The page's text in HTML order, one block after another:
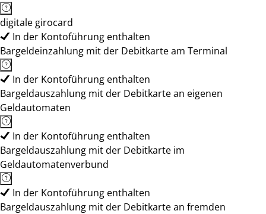
digitale girocard
In der Kontoführung enthalten
Bargeldeinzahlung mit der Debitkarte am Terminal
In der Kontoführung enthalten
Bargeldauszahlung mit der Debitkarte an eigenen
Geldautomaten
In der Kontoführung enthalten
Bargeldauszahlung mit der Debitkarte im
Geldautomatenverbund
In der Kontoführung enthalten
Bargeldauszahlung mit der Debitkarte an fremden